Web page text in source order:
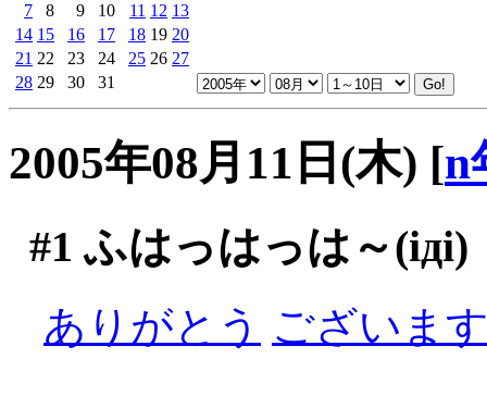
7
8 9 10 11 12 13
14 15 16 17 18 19 20
21 22 23 24 25 26 27
28 29 30 31
2005年08月11日(木) [n
#1 ふはっはっは～(iдi)
ありがとう ございま